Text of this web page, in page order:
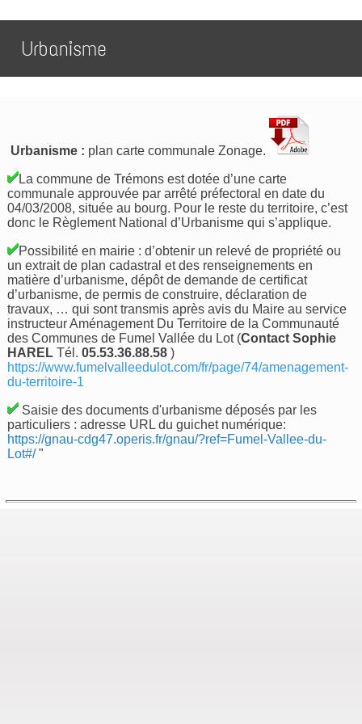
Urbanisme
Urbanisme : plan carte communale Zonage.
La commune de Trémons est dotée d’une carte
communale approuvée par arrêté préfectoral en date du
04/03/2008, située au bourg. Pour le reste du territoire, c’est
donc le Règlement National d’Urbanisme qui s’applique.
Possibilité en mairie : d’obtenir un relevé de propriété ou
un extrait de plan cadastral et des renseignements en
matière d’urbanisme, dépôt de demande de certificat
d’urbanisme, de permis de construire, déclaration de
travaux, … qui sont transmis après avis du Maire au service
instructeur Aménagement Du Territoire de la Communauté
des Communes de Fumel Vallée du Lot (Contact Sophie
HARELTél.05.53.36.88.58)
https://www.fumelvalleedulot.com/fr/page/74/amenagement-
du-territoire-1
Saisie des documents d'urbanisme déposés par les
particuliers : adresse URL du guichet numérique:
https://gnau-cdg47.operis.fr/gnau/?ref=Fumel-Vallee-du-
Lot#/"